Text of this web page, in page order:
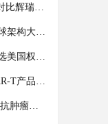
比辉瑞
架构大调
美国权威
T产品获
肿瘤药